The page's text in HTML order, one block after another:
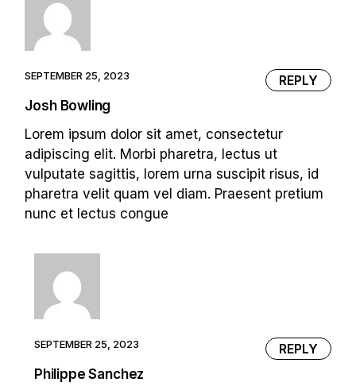
SEPTEMBER 25, 2023
REPLY
Josh Bowling
Lorem ipsum dolor sit amet, consectetur
adipiscing elit. Morbi pharetra, lectus ut
vulputate sagittis, lorem urna suscipit risus, id
pharetra velit quam vel diam. Praesent pretium
nunc et lectus congue
SEPTEMBER 25, 2023
REPLY
Philippe Sanchez